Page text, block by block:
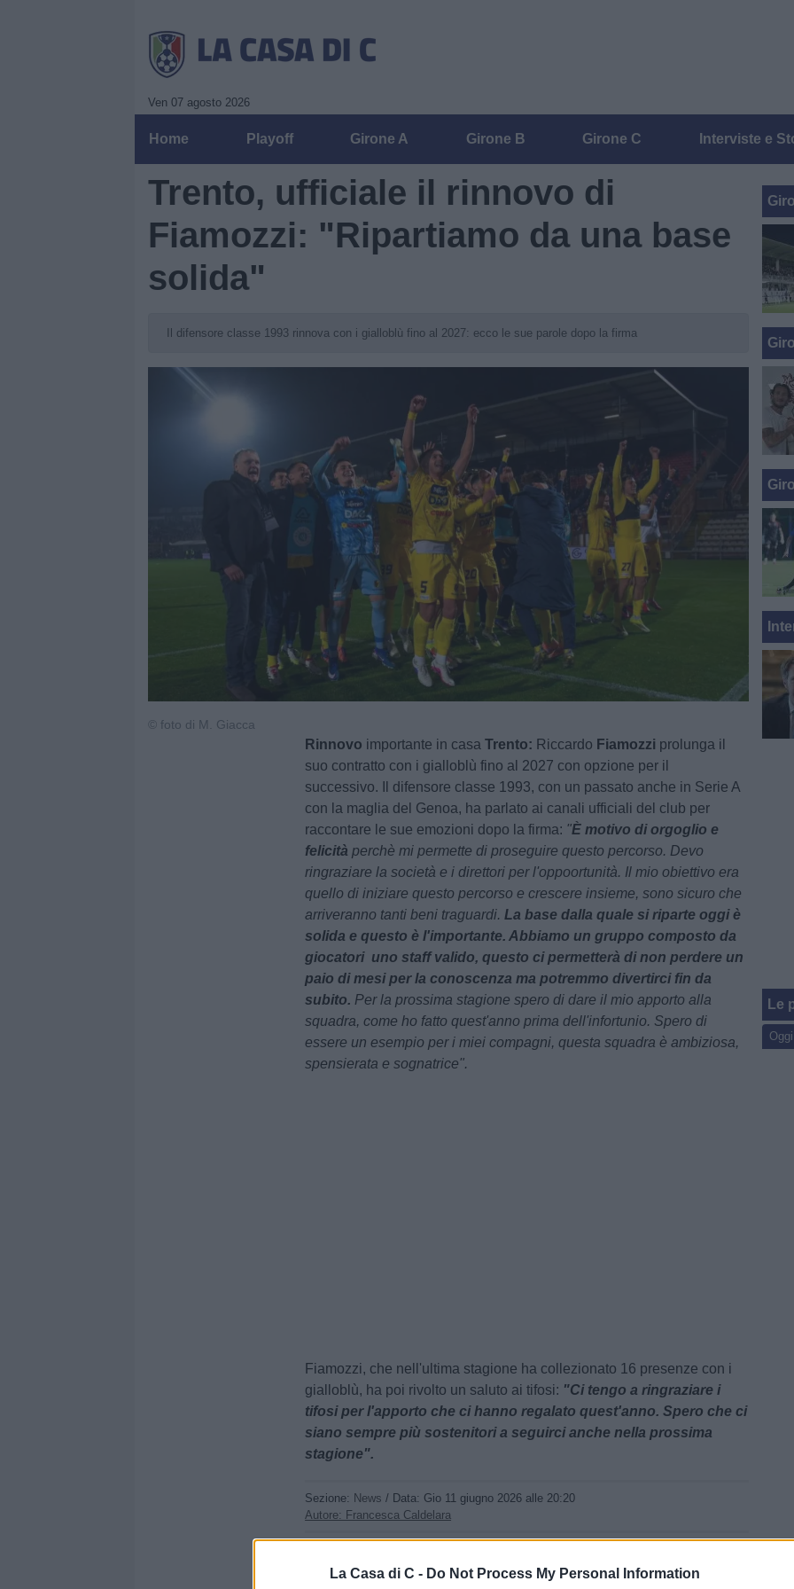
La Casa di C - Do Not Process My Personal Information
Ven 07 agosto 2026
Home Playoff Girone A Girone B Girone C Interviste e
Trento, ufficiale il rinnovo di
Fiamozzi: "Ripartiamo da una base
solida"
Il difensore classe 1993 rinnova con i gialloblù fino al 2027: ecco le sue parole dopo la firma
© foto di M. Giacca
Rinnovo importante in casaTrento: Riccardo Fiamozzi prolunga il
suo contratto con i gialloblù fino al 2027 con opzione per il
successivo. Il difensore classe 1993, con un passato anche in Serie A
con la maglia del Genoa, ha parlato ai canali ufficiali del club per
raccontare le sue emozioni dopo la firma: "È motivo di orgoglio e
felicità perchè mi permette di proseguire questo percorso. Devo
ringraziare la società e i direttori per l'oppoortunità. Il mio obiettivo era
quello di iniziare questo percorso e crescere insieme, sono sicuro che
arriveranno tanti beni traguardi.La base dalla quale si riparte oggi è
solida e questo è l'importante. Abbiamo un gruppo composto da
giocatori uno staff valido, questo ci permetterà di non perdere un
paio di mesi per la conoscenza ma potremmo divertirci fin da
subito. Per la prossima stagione spero di dare il mio apporto alla
squadra, come ho fatto quest'anno prima dell'infortunio. Spero di
essere un esempio per i miei compagni, questa squadra è ambiziosa,
spensierata e sognatrice".
Fiamozzi, che nell'ultima stagione ha collezionato 16 presenze con i
gialloblù, ha poi rivolto un saluto ai tifosi: "Ci tengo a ringraziare i
tifosi per l'apporto che ci hanno regalato quest'anno. Spero che ci
siano sempre più sostenitori a seguirci anche nella prossima
stagione".
Sezione: News / Data: Gio 11 giugno 2026 alle 20:20
Autore: Francesca Caldelara
Le
Oggi